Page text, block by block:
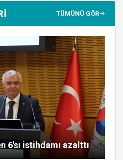
TÜMÜNÜ GÖR
6'sı istihdamı azalttı